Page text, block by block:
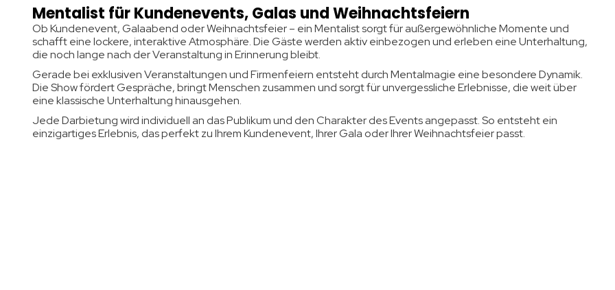
Mentalist für Kundenevents, Galas und Weihnachtsfeiern
Ob Kundenevent, Galaabend oder Weihnachtsfeier – ein Mentalist sorgt für außergewöhnliche Momente und
schafft eine lockere, interaktive Atmosphäre. Die Gäste werden aktiv einbezogen und erleben eine Unterhaltung,
die noch lange nach der Veranstaltung in Erinnerung bleibt.
Gerade bei exklusiven Veranstaltungen und Firmenfeiern entsteht durch Mentalmagie eine besondere Dynamik.
Die Show fördert Gespräche, bringt Menschen zusammen und sorgt für unvergessliche Erlebnisse, die weit über
eine klassische Unterhaltung hinausgehen.
Jede Darbietung wird individuell an das Publikum und den Charakter des Events angepasst. So entsteht ein
einzigartiges Erlebnis, das perfekt zu Ihrem Kundenevent, Ihrer Gala oder Ihrer Weihnachtsfeier passt.